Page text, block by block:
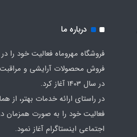
درباره ما
فروشگاه مهروماه فعالیت خود را در
فروش محصولات آرایشی و
در سال 1403 آغاز کرد.
در راستای ارائه خدمات بهتر، از
فعالیت خود را به صورت همزمان
اجتماعی اینستاگرام آغاز نمود.